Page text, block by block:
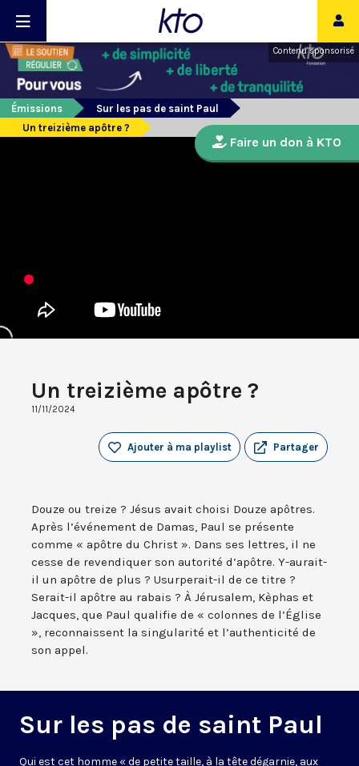
Contenu sponsorisé
Émissions
Sur les pas de saint Paul
Un treizième apôtre ?
Un treizième apôtre ?
11/11/2024
Partager
Ajouter à ma playlist
Douze ou treize ? Jésus avait choisi Douze apôtres.
Après l’événement de Damas, Paul se présente
comme « apôtre du Christ ». Dans ses lettres, il ne
cesse de revendiquer son autorité d’apôtre. Y-aurait-
il un apôtre de plus ? Usurperait-il de ce titre ?
Serait-il apôtre au rabais ? À Jérusalem, Kèphas et
Jacques, que Paul qualifie de « colonnes de l’Église
», reconnaissent la singularité et l’authenticité de
son appel.
Sur les pas de saint Paul
Qui est cet homme « de petite taille, à la tête dégarnie, aux
Faire un don à KTO